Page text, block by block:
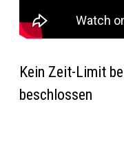
Kein Zeit-Limit
beschlossen